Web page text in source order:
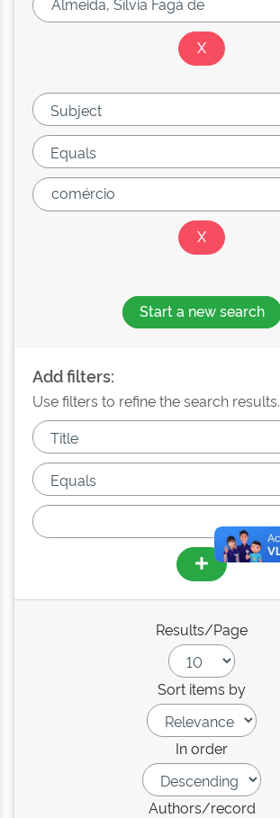
Start a new search
Add filters:
Use filters to refine the search results.
Results/Page
Sort items by
In order
Authors/record